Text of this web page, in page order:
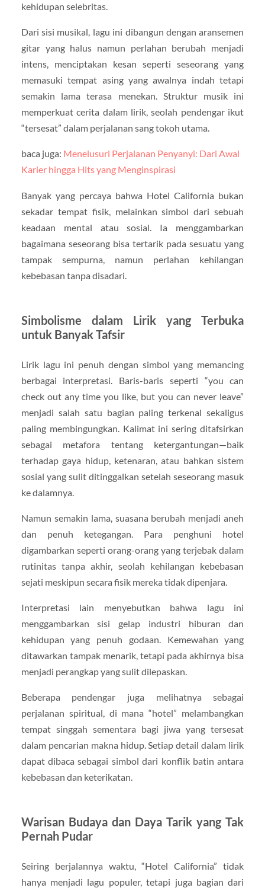
kehidupan selebritas.
Dari sisi musikal, lagu ini dibangun dengan aransemen
gitar yang halus namun perlahan berubah menjadi
intens, menciptakan kesan seperti seseorang yang
memasuki tempat asing yang awalnya indah tetapi
semakin lama terasa menekan. Struktur musik ini
memperkuat cerita dalam lirik, seolah pendengar ikut
“tersesat” dalam perjalanan sang tokoh utama.
baca juga: Menelusuri Perjalanan Penyanyi: Dari Awal
Karier hingga Hits yang Menginspirasi
Banyak yang percaya bahwa Hotel California bukan
sekadar tempat fisik, melainkan simbol dari sebuah
keadaan mental atau sosial. Ia menggambarkan
bagaimana seseorang bisa tertarik pada sesuatu yang
tampak sempurna, namun perlahan kehilangan
kebebasan tanpa disadari.
Simbolisme dalam Lirik yang Terbuka
untuk Banyak Tafsir
Lirik lagu ini penuh dengan simbol yang memancing
berbagai interpretasi. Baris-baris seperti “you can
check out any time you like, but you can never leave”
menjadi salah satu bagian paling terkenal sekaligus
paling membingungkan. Kalimat ini sering ditafsirkan
sebagai metafora tentang ketergantungan—baik
terhadap gaya hidup, ketenaran, atau bahkan sistem
sosial yang sulit ditinggalkan setelah seseorang masuk
ke dalamnya.
Namun semakin lama, suasana berubah menjadi aneh
dan penuh ketegangan. Para penghuni hotel
digambarkan seperti orang-orang yang terjebak dalam
rutinitas tanpa akhir, seolah kehilangan kebebasan
sejati meskipun secara fisik mereka tidak dipenjara.
Interpretasi lain menyebutkan bahwa lagu ini
menggambarkan sisi gelap industri hiburan dan
kehidupan yang penuh godaan. Kemewahan yang
ditawarkan tampak menarik, tetapi pada akhirnya bisa
menjadi perangkap yang sulit dilepaskan.
Beberapa pendengar juga melihatnya sebagai
perjalanan spiritual, di mana “hotel” melambangkan
tempat singgah sementara bagi jiwa yang tersesat
dalam pencarian makna hidup. Setiap detail dalam lirik
dapat dibaca sebagai simbol dari konflik batin antara
kebebasan dan keterikatan.
Warisan Budaya dan Daya Tarik yang Tak
Pernah Pudar
Seiring berjalannya waktu, “Hotel California” tidak
hanya menjadi lagu populer, tetapi juga bagian dari